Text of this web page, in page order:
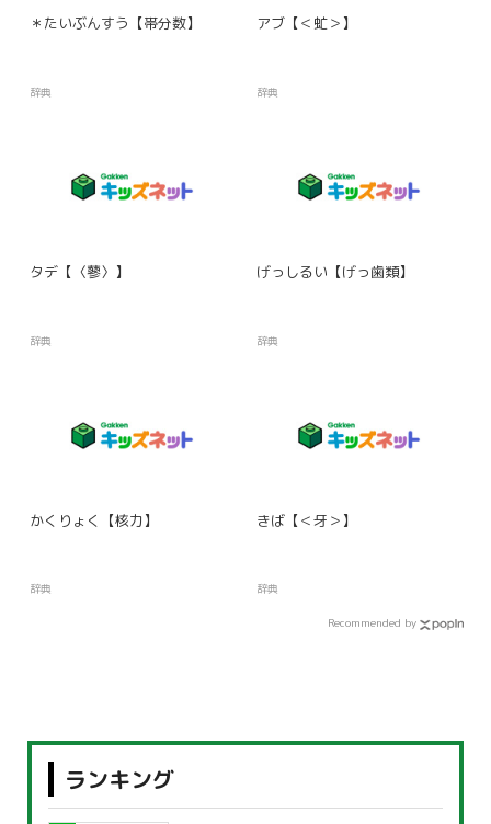
＊たいぶんすう【帯分数】
辞典
アブ【＜虻＞】
辞典
タデ【〈蓼〉】
辞典
げっしるい【げっ歯類】
辞典
かくりょく【核力】
辞典
きば【＜牙＞】
辞典
Recommended by
ランキング